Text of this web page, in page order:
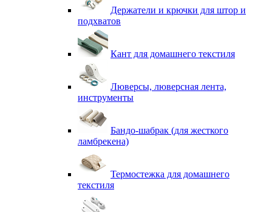
Держатели и крючки для штор и
подхватов
Кант для домашнего текстиля
Люверсы, люверсная лента,
инструменты
Бандо-шабрак (для жесткого
ламбрекена)
Термостежка для домашнего
текстиля